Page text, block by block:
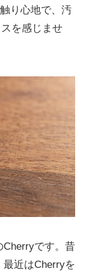
り心地で、汚
を感じませ
Cherryです。昔
近はCherryを